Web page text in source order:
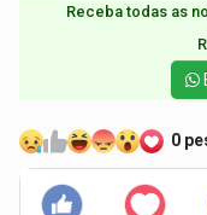
Receba todas as
0